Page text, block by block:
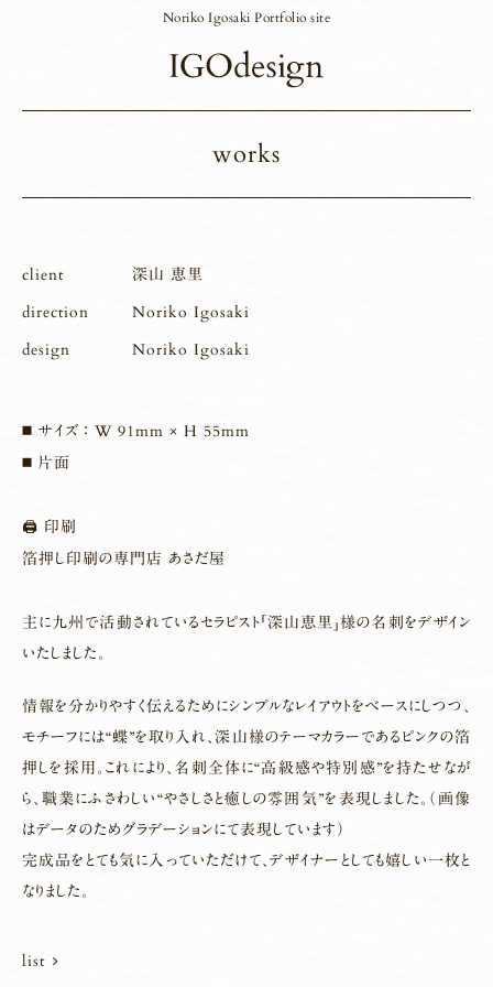
Noriko Igosaki Portfolio site
works
client
深山 恵里
direction
Noriko Igosaki
design
Noriko Igosaki
サイズ ： W 91mm × H 55mm
片面
🖨 印刷
箔押し印刷の専門店 あさだ屋
主に九州で活動されているセラピスト「深山恵里」様の名刺をデザイン
いたしました。
情報を分かりやすく伝えるためにシンプルなレイアウトをベースにしつつ、
モチーフには“蝶”を取り入れ、深山様のテーマカラーであるピンクの箔
押しを採用。これにより、名刺全体に“高級感や特別感”を持たせなが
ら、職業にふさわしい“やさしさと癒しの雰囲気”を表現しました。（画像
はデータのためグラデーションにて表現しています）
完成品をとても気に入っていただけて、デザイナーとしても嬉しい一枚と
なりました。
list